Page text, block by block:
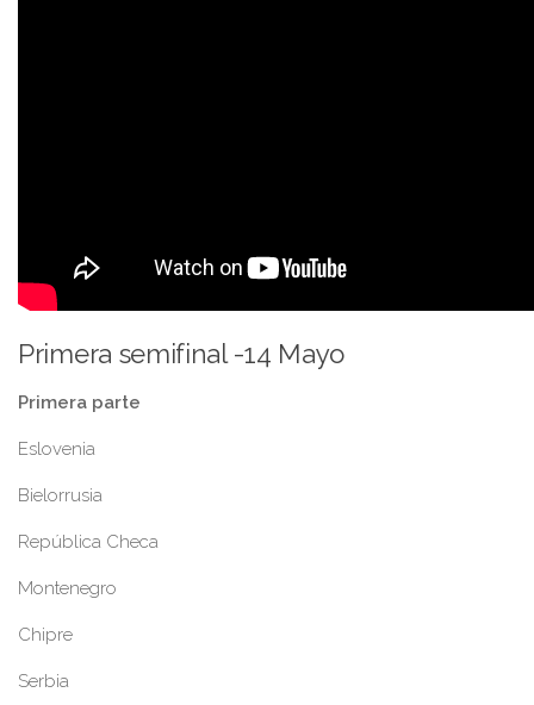
Primera semifinal -14 Mayo
Primera parte
Eslovenia
Bielorrusia
República Checa
Montenegro
Chipre
Serbia